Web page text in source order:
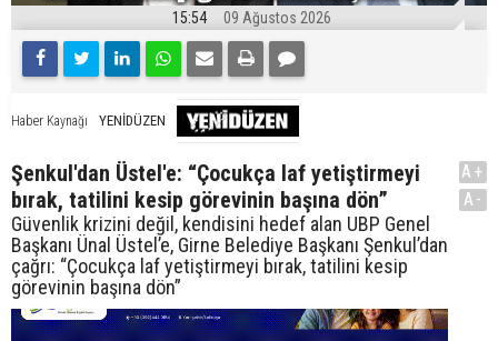
15:54 09 Ağustos 2026
Haber Kaynağı YENİDÜZEN
Şenkul'dan Üstel'e: “Çocukça laf yetiştirmeyi
bırak, tatilini kesip görevinin başına dön”
Güvenlik krizini değil, kendisini hedef alan UBP Genel
Başkanı Ünal Üstel’e, Girne Belediye Başkanı Şenkul’dan
çağrı: “Çocukça laf yetiştirmeyi bırak, tatilini kesip
görevinin başına dön”
A+
A-